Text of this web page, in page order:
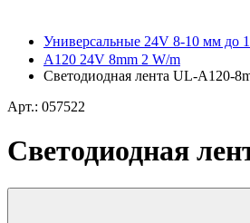
Универсальные 24V 8-10 мм до
A120 24V 8mm 2 W/m
Светодиодная лента UL-A120-
Арт.: 057522
Светодиодная